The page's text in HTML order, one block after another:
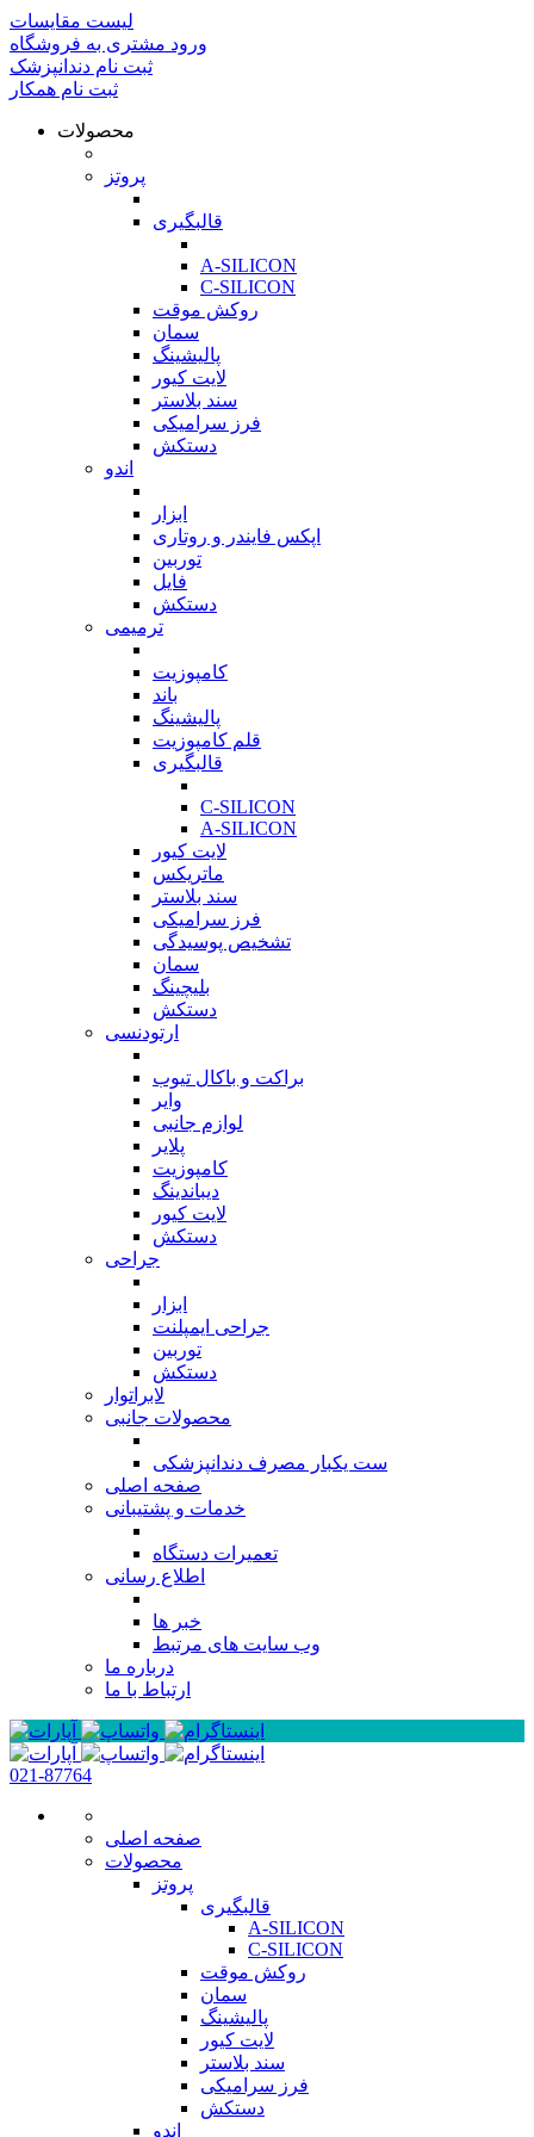
لیست مقایسات
ورود مشتری به فروشگاه
ثبت نام دندانپزشک
ثبت نام همکار
محصولات
پروتز
قالبگیری
A-SILICON
C-SILICON
روکش موقت
سمان
پالیشینگ
لایت کیور
سند بلاستر
فرز سرامیکی
دستکش
اندو
ابزار
اپکس فایندر و روتاری
توربین
فایل
دستکش
ترمیمی
کامپوزیت
باند
پالیشینگ
قلم کامپوزیت
قالبگیری
C-SILICON
A-SILICON
لایت کیور
ماتریکس
سند بلاستر
فرز سرامیکی
تشخیص پوسیدگی
سمان
بلیچینگ
دستکش
ارتودنسی
براکت و باکال تیوب
وایر
لوازم جانبی
پلایر
کامپوزیت
دیباندینگ
لایت کیور
دستکش
جراحی
ابزار
جراحی ایمپلنت
توربین
دستکش
لابراتوار
محصولات جانبی
ست یکبار مصرف دندانپزشکی
صفحه اصلی
خدمات و پشتیبانی
تعمیرات دستگاه
اطلاع رسانی
خبر ها
وب سایت های مرتبط
درباره ما
ارتباط با ما
021-87764
صفحه اصلی
محصولات
پروتز
قالبگیری
A-SILICON
C-SILICON
روکش موقت
سمان
پالیشینگ
لایت کیور
سند بلاستر
فرز سرامیکی
دستکش
اندو